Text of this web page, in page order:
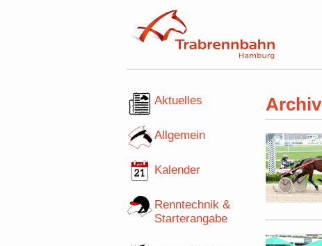
Aktuelles
Allgemein
Kalender
Renntechnik &
Starterangabe
Archiv